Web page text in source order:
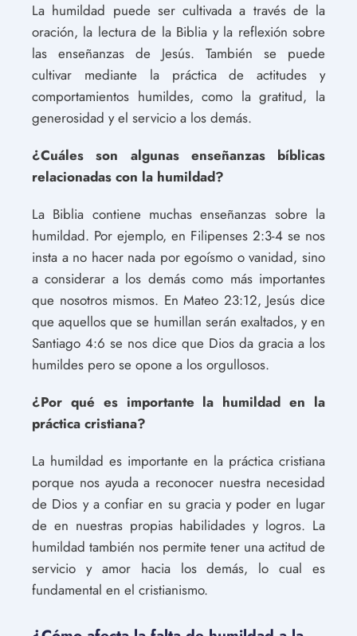
La humildad puede ser cultivada a través de la
oración, la lectura de la Biblia y la reflexión sobre
las enseñanzas de Jesús. También se puede
cultivar mediante la práctica de actitudes y
comportamientos humildes, como la gratitud, la
generosidad y el servicio a los demás.
¿Cuáles son algunas enseñanzas bíblicas
relacionadas con la humildad?
La Biblia contiene muchas enseñanzas sobre la
humildad. Por ejemplo, en Filipenses 2:3-4 se nos
insta a no hacer nada por egoísmo o vanidad, sino
a considerar a los demás como más importantes
que nosotros mismos. En Mateo 23:12, Jesús dice
que aquellos que se humillan serán exaltados, y en
Santiago 4:6 se nos dice que Dios da gracia a los
humildes pero se opone a los orgullosos.
¿Por qué es importante la humildad en la
práctica cristiana?
La humildad es importante en la práctica cristiana
porque nos ayuda a reconocer nuestra necesidad
de Dios y a confiar en su gracia y poder en lugar
de en nuestras propias habilidades y logros. La
humildad también nos permite tener una actitud de
servicio y amor hacia los demás, lo cual es
fundamental en el cristianismo.